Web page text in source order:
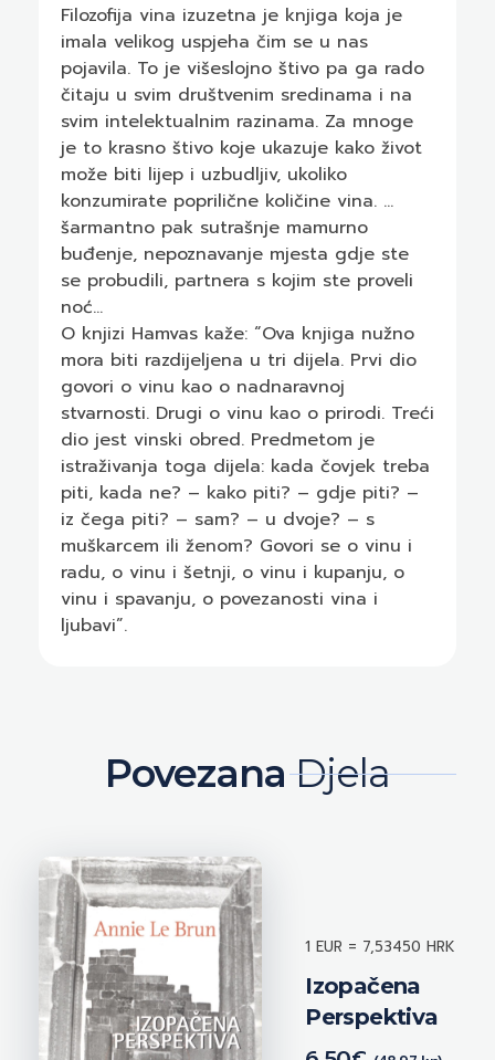
Filozofija vina izuzetna je knjiga koja je
imala velikog uspjeha čim se u nas
pojavila. To je višeslojno štivo pa ga rado
čitaju u svim društvenim sredinama i na
svim intelektualnim razinama. Za mnoge
je to krasno štivo koje ukazuje kako život
može biti lijep i uzbudljiv, ukoliko
konzumirate poprilične količine vina. …
šarmantno pak sutrašnje mamurno
buđenje, nepoznavanje mjesta gdje ste
se probudili, partnera s kojim ste proveli
noć…
O knjizi Hamvas kaže: “Ova knjiga nužno
mora biti razdijeljena u tri dijela. Prvi dio
govori o vinu kao o nadnaravnoj
stvarnosti. Drugi o vinu kao o prirodi. Treći
dio jest vinski obred. Predmetom je
istraživanja toga dijela: kada čovjek treba
piti, kada ne? – kako piti? – gdje piti? –
iz čega piti? – sam? – u dvoje? – s
muškarcem ili ženom? Govori se o vinu i
radu, o vinu i šetnji, o vinu i kupanju, o
vinu i spavanju, o povezanosti vina i
ljubavi”.
PovezanaDjela
Izopačena
Perspektiva
1 EUR = 7,53450 HRK